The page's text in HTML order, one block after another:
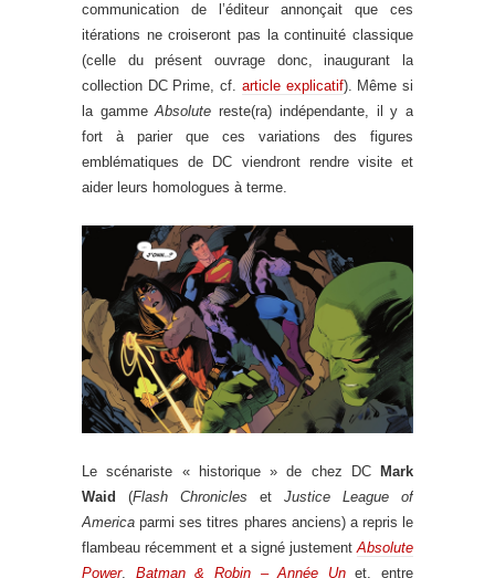
communication de l’éditeur annonçait que ces
itérations ne croiseront pas la continuité classique
(celle du présent ouvrage donc, inaugurant la
collection DC Prime, cf. article explicatif). Même si
la gammeAbsolute reste(ra) indépendante, il y a
fort à parier que ces variations des figures
emblématiques de DC viendront rendre visite et
aider leurs homologues à terme.
Le scénariste « historique » de chez DC Mark
Waid (Flash Chronicles et Justice League of
America parmi ses titres phares anciens) a repris le
flambeau récemment et a signé justement Absolute
Power, Batman & Robin – Année Unet, entre